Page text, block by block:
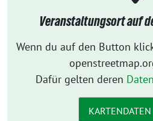
Veranstaltungsort auf
Wenn du auf den Button
Dafür gelten deren